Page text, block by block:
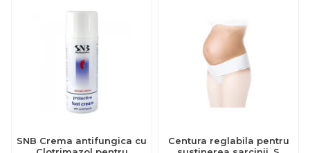
SNB Crema antifungica cu
Centura reglabila pentru